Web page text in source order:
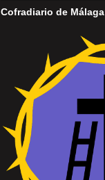
Cofradiario de Málaga